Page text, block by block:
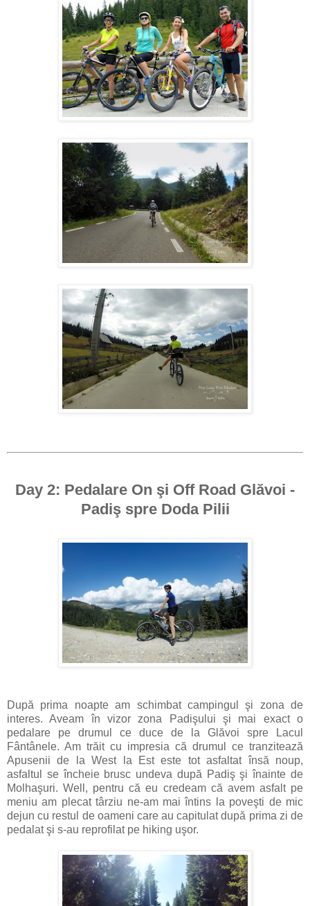
Day 2: Pedalare On şi Off Road Glăvoi -
Padiş spre Doda Pilii
După prima noapte am schimbat campingul şi zona de
interes. Aveam în vizor zona Padişului şi mai exact o
pedalare pe drumul ce duce de la Glăvoi spre Lacul
Fântânele. Am trăit cu impresia că drumul ce tranzitează
Apusenii de la West la Est este tot asfaltat însă noup,
asfaltul se încheie brusc undeva după Padiş şi înainte de
Molhaşuri. Well, pentru că eu credeam că avem asfalt pe
meniu am plecat târziu ne-am mai întins la poveşti de mic
dejun cu restul de oameni care au capitulat după prima zi de
pedalat şi s-au reprofilat pe hiking uşor.